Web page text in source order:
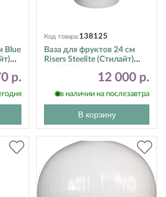
Blue
р.
Код товара:138125
Ваза для фруктов 24 см
Risers Steelite (Стилайт)
12 000 р.
в наличии на послезавтра
В корзину